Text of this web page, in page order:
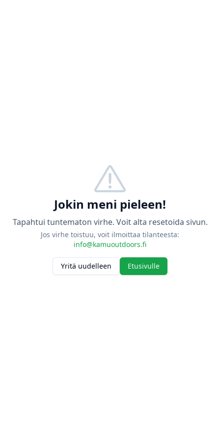
Jokin meni pieleen!
Tapahtui tuntematon virhe. Voit alta resetoida sivun.
Jos virhe toistuu, voit ilmoittaa tilanteesta:
info@kamuoutdoors.fi
Yritä uudelleen Etusivulle